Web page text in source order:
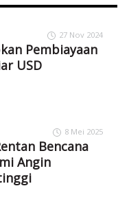
27 Nov 2024
Pembiayaan
USD
8 Mei 2025
Bencana
Angin